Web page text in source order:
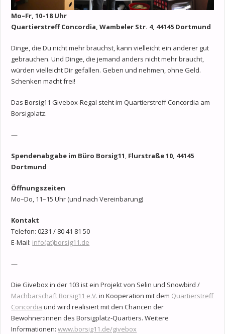
Mo–Fr, 10–18 Uhr
Quartierstreff Concordia, Wambeler Str. 4, 44145 Dortmund
Dinge, die Du nicht mehr brauchst, kann vielleicht ein anderer gut
gebrauchen. Und Dinge, die jemand anders nicht mehr braucht,
würden vielleicht Dir gefallen. Geben und nehmen, ohne Geld.
Schenken macht frei!
Das Borsig11 Givebox-Regal steht im Quartierstreff Concordia am
Borsigplatz.
—
Spendenabgabe im Büro Borsig11, Flurstraße 10, 44145
Dortmund
Öffnungszeiten
Mo–Do, 11–15 Uhr (und nach Vereinbarung)
Kontakt
Telefon: 0231 / 80 41 81 50
E-Mail: info(at)borsig11.de
—
Die Givebox in der 103 ist ein Projekt von Selin und Snowbird /
Machbarschaft Borsig11 e.V. in Kooperation mit dem Quartierstreff
Concordia und wird realisiert mit den Chancen der
Bewohner:innen des Borsigplatz-Quartiers. Weitere
Informationen:www.borsig11.de/givebox